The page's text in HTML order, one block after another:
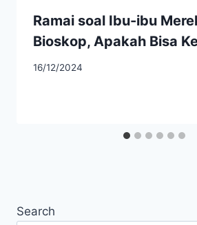
Ramai soal Ibu-ibu
Bioskop, Apakah Bisa
16/12/2024
Search